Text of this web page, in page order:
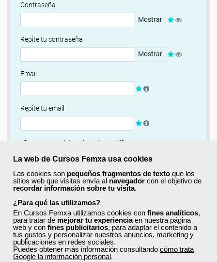
La web de Cursos Femxa usa cookies
Las cookies son pequeños fragmentos de texto que los
sitios web que visitas envía al navegador con el objetivo de
recordar información sobre tu visita.
¿Para qué las utilizamos?
En Cursos Femxa utilizamos cookies con fines analíticos,
para tratar de mejorar tu experienciaen nuestra página
web y con fines publicitarios, para adaptar el contenido a
tus gustos y personalizar nuestros anuncios, marketing y
publicaciones en redes sociales.
Puedes obtener más información consultando cómo trata
Google la información personal.
Contraseña
Mostrar
Repite tu contraseña
Mostrar
Email
Repite tu email
¿Quieres completar ahora tu perfil?
Si
No, completaré mi perfil más adelante
Newsletter
Si, quiero recibir información sobre cursos, ofertas
exclusivas y recursos para el aprendizaje.
Términos y condiciones
He leído y acepto la Política de Privacidad